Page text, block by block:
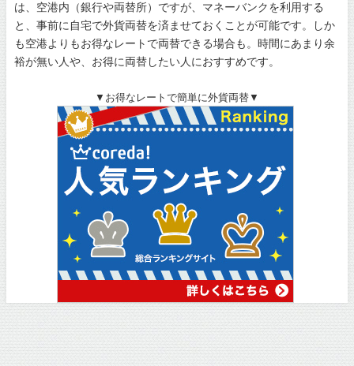
は、空港内（銀行や両替所）ですが、マネーバンクを利用する
と、事前に自宅で外貨両替を済ませておくことが可能です。しか
も空港よりもお得なレートで両替できる場合も。時間にあまり余
裕が無い人や、お得に両替したい人におすすめです。
▼お得なレートで簡単に外貨両替▼